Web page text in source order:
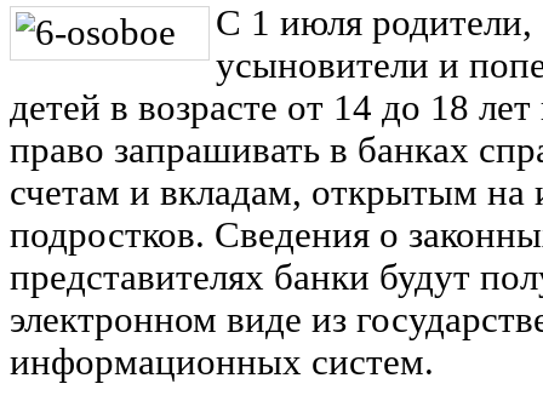
С 1 июля родители,
усыновители и
детей в возрасте от 14 до 18
право запрашивать в банках
счетам и вкладам, открытым на
подростков. Сведения о
представителях банки будут
электронном виде из
информационных систем.